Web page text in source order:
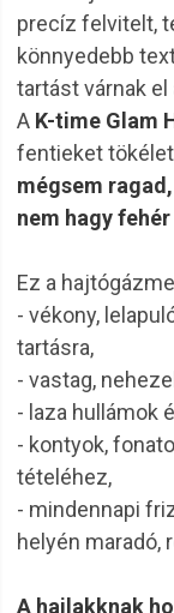
precíz felvitelt,
könnyedebb
tartást várnak
A K-time Glam
fentieket
mégsem
nem hagy
Ez a
- vékony,
tartásra,
- vastag,
- laza hullámok
- kontyok,
tételéhez,
- mindennapi
helyén maradó,
A hajlakknak